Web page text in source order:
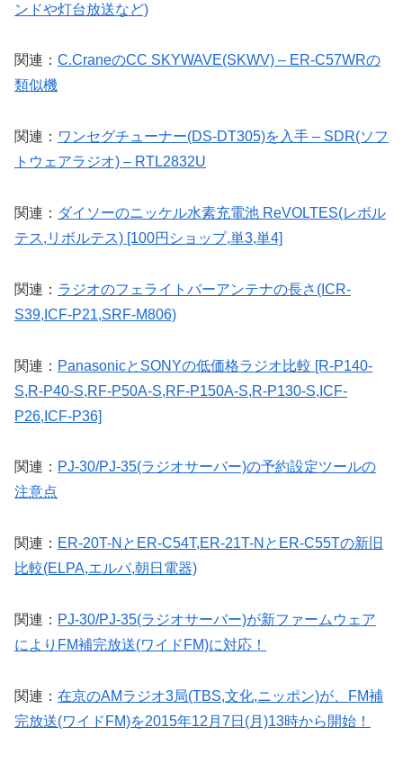
ンドや灯台放送など)
関連： C.CraneのCC SKYWAVE(SKWV) – ER-C57WRの
類似機
関連： ワンセグチューナー(DS-DT305)を入手 – SDR(ソフ
トウェアラジオ) – RTL2832U
関連： ダイソーのニッケル水素充電池 ReVOLTES(レボル
テス,リボルテス) [100円ショップ,単3,単4]
関連： ラジオのフェライトバーアンテナの長さ(ICR-
S39,ICF-P21,SRF-M806)
関連： PanasonicとSONYの低価格ラジオ比較 [R-P140-
S,R-P40-S,RF-P50A-S,RF-P150A-S,R-P130-S,ICF-
P26,ICF-P36]
関連： PJ-30/PJ-35(ラジオサーバー)の予約設定ツールの
注意点
関連： ER-20T-NとER-C54T,ER-21T-NとER-C55Tの新旧
比較(ELPA,エルパ,朝日電器)
関連： PJ-30/PJ-35(ラジオサーバー)が新ファームウェア
によりFM補完放送(ワイドFM)に対応！
関連： 在京のAMラジオ3局(TBS,文化,ニッポン)が、FM補
完放送(ワイドFM)を2015年12月7日(月)13時から開始！